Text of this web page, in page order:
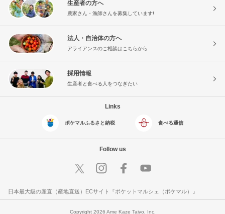
生産者の方へ
農家さん・漁師さんを募集しています!
法人・自治体の方へ
アライアンスのご相談はこちらから
採用情報
生産者と食べる人をつなぎたい
Links
ポケマルふるさと納税 食べる通信
Follow us
日本最大級の産直（産地直送）ECサイト『ポケットマルシェ（ポケマル）』
Copyright 2026 Ame Kaze Taiyo, Inc.